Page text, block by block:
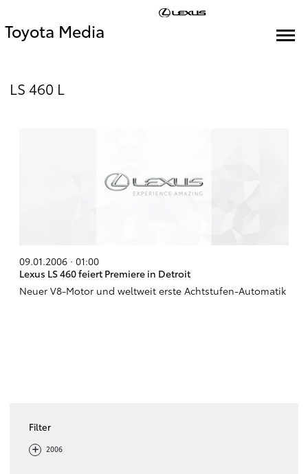
Toyota Media
LS 460 L
09.01.2006 · 01:00
Lexus LS 460 feiert Premiere in Detroit
Neuer V8-Motor und weltweit erste Achtstufen-Automatik
Filter
+- 2006